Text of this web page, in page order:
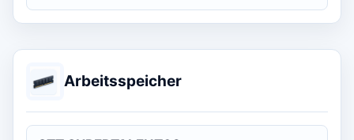
Arbeitsspeicher